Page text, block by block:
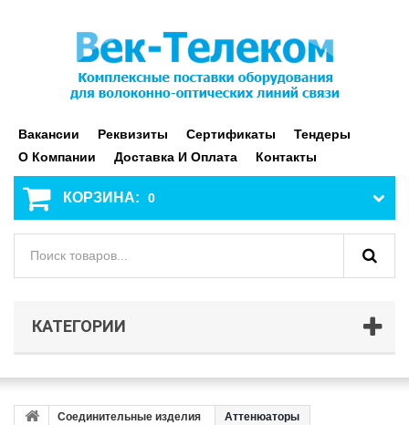
Вакансии Реквизиты Сертификаты
Тендеры
О Компании
Доставка И Оплата Контакты
КОРЗИНА: 0
КАТЕГОРИИ
Соединительные изделия Аттенюаторы